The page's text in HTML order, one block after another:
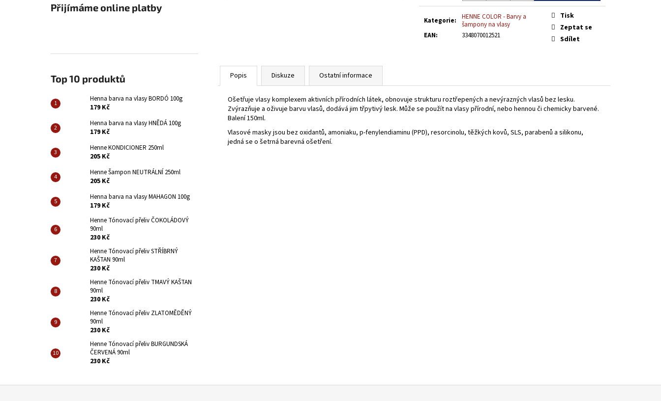
Přijímáme online platby
Top 10 produktů
Henna barva na vlasy BORDÓ 100g
179 Kč
Henna barva na vlasy HNĚDÁ 100g
179 Kč
Henne KONDICIONER 250ml
205 Kč
Henne Šampon NEUTRÁLNÍ 250ml
205 Kč
Henna barva na vlasy MAHAGON 100g
179 Kč
Henne Tónovací přeliv ČOKOLÁDOVÝ
90ml
230 Kč
Henne Tónovací přeliv STŘÍBRNÝ
KAŠTAN 90ml
230 Kč
Henne Tónovací přeliv TMAVÝ KAŠTAN
90ml
230 Kč
Henne Tónovací přeliv ZLATOMĚDĚNÝ
90ml
230 Kč
Henne Tónovací přeliv BURGUNDSKÁ
ČERVENÁ 90ml
230 Kč
Kategorie:
HENNE COLOR - Barvy a
šampony na vlasy
EAN: 3348070012521
Tisk
Zeptat se
Sdílet
Popis Diskuze Ostatní informace
Ošetřuje vlasy komplexem aktivních přírodních látek, obnovuje strukturu roztřepených a nevýrazných vlasů bez lesku.
Zvýrazňuje a oživuje barvu vlasů, dodává jim třpytivý lesk. Může se použít na vlasy přírodní, nebo hennou či chemicky barvené.
Balení 150ml.
Vlasové masky jsou bez oxidantů, amoniaku, p-fenylendiaminu (PPD), resorcinolu, těžkých kovů, SLS, parabenů a silikonu,
jedná se o šetrná barevná ošetření.